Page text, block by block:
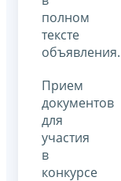
полном
тексте
объявления.
Прием
документов
для
участия
в
конкурсе